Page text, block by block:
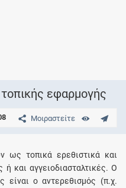
εφαρμογής
Μοιραστείτε
ως τοπικά ερεθιστικά και
και αγγειοδιασταλτικές. O
είναι ο αντερεθισμός (π.χ.